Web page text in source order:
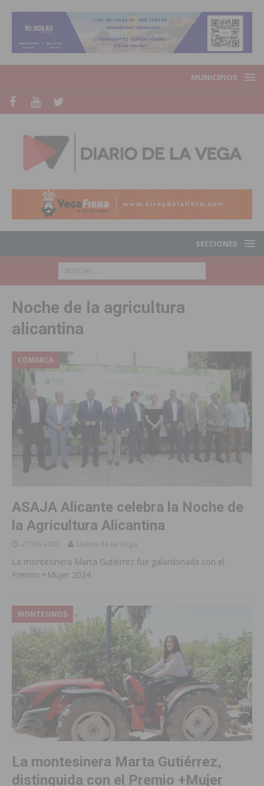
MUNICIPIOS
SECCIONES
Noche de la agricultura
alicantina
COMARCA
ASAJA Alicante celebra la Noche de
la Agricultura Alicantina
27/06/2025 Diario de la Vega
La montesinera Marta Gutiérrez fue galardonada con el
Premio +Mujer 2024
MONTESINOS
La montesinera Marta Gutiérrez,
distinguida con el Premio +Mujer